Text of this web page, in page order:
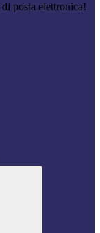
posta elettronica!